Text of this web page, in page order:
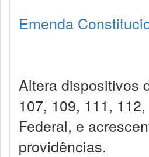
Emenda
Altera dispositivos
107, 109, 111,
Federal, e
providências.